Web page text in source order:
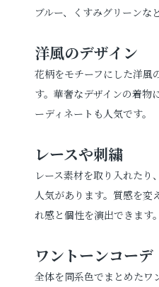
ブルー、くすみグリーンな
洋風のデザイン
花柄をモチーフにした洋風
す。華奢なデザインの着物
ーディネートも人気です。
レースや刺繍
レース素材を取り入れたり
人気があります。質感を変
れ感と個性を演出できます。
ワントーンコーデ
全体を同系色でまとめたワ